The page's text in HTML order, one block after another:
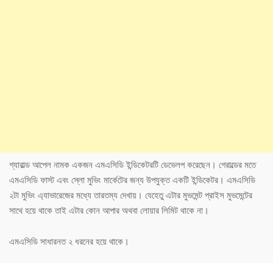
গ্যারাল্ড আপেল নামক একজন এমএসিডি ইন্ডিকেটরটি ডেভেলপ করেছেন। গেরাল্ডের মতে
এমএসিডি ফাস্ট এবং স্লো মুভিং মার্কেটের জন্য উপযুক্ত একটি ইন্ডিকেটর। এমএসিডি
২টা মুভিং এ্যাভারেজের মধ্যে তারতম্য দেখায়। যেহেতু এটার মুভমেন্ট প্রাইস মুভমেন্টের
সাথে হয়ে থাকে তাই এটার কোন আপার অথবা লোয়ার লিমিট থাকে না।
এমএসিডি সাধারনত ২ ধরনের হয়ে থাকে।